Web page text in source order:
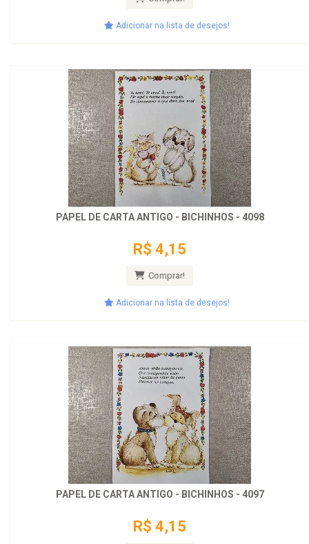
Adicionar na lista de desejos!
PAPEL DE CARTA ANTIGO - BICHINHOS - 4098
R$ 4,15
Comprar!
Adicionar na lista de desejos!
PAPEL DE CARTA ANTIGO - BICHINHOS - 4097
R$ 4,15